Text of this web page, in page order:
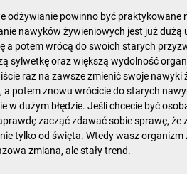
odżywianie powinno być praktykowane
nawyków żywieniowych jest już dużą
a potem wrócą do swoich starych
sylwetkę oraz większą wydolność
raz na zawsze zmienić swoje nawyki
a potem znowu wrócicie do starych
w dużym błędzie. Jeśli chcecie być
zacząć zdawać sobie sprawę, że
tylko od święta. Wtedy wasz
zmiana, ale stały trend.